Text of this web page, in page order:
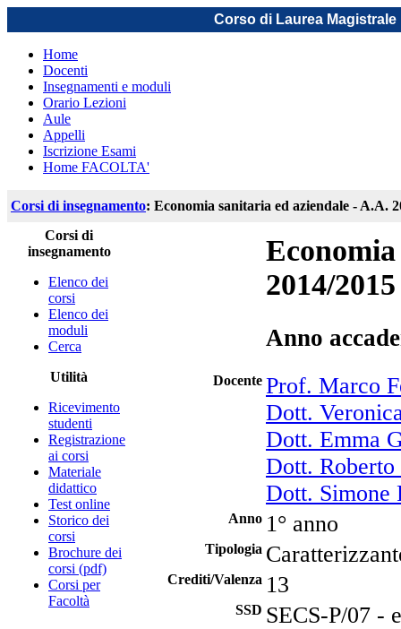
Corso di Laurea
Home
Docenti
Insegnamenti e moduli
Orario Lezioni
Aule
Appelli
Iscrizione Esami
Home FACOLTA'
Corsi di insegnamento: Economia sanitaria ed aziendale - A.A.
Corsi di
insegnamento
Elenco dei
corsi
Elenco dei
moduli
Cerca
Utilità
Ricevimento
studenti
Registrazione
ai corsi
Materiale
didattico
Test online
Storico dei
corsi
Brochure dei
corsi (pdf)
Corsi per
Facoltà
2014/2015
Anno
Docente Prof. Marco
Dott.
Dott. Emma
Dott.
Dott. Simone
Anno 1° anno
Tipologia
Crediti/Valenza 13
SSD SECS-P/07 -